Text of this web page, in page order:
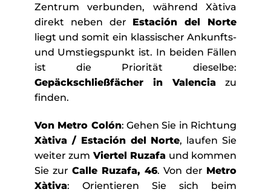
Zentrum verbunden, während Xàtiva
direkt neben der Estación del Norte
liegt und somit ein klassischer Ankunfts-
und Umstiegspunkt ist. In beiden Fällen
ist die Priorität dieselbe:
Gepäckschließfächer in Valencia zu
finden.
Von Metro Colón: Gehen Sie in Richtung
Xàtiva / Estación del Norte, laufen Sie
weiter zum Viertel Ruzafa und kommen
Sie zur Calle Ruzafa, 46. Von der Metro
Xàtiva: Orientieren Sie sich beim